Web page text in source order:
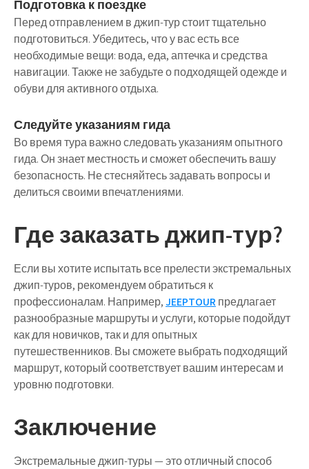
Подготовка к поездке
Перед отправлением в джип-тур стоит тщательно
подготовиться. Убедитесь, что у вас есть все
необходимые вещи: вода, еда, аптечка и средства
навигации. Также не забудьте о подходящей одежде и
обуви для активного отдыха.
Следуйте указаниям гида
Во время тура важно следовать указаниям опытного
гида. Он знает местность и сможет обеспечить вашу
безопасность. Не стесняйтесь задавать вопросы и
делиться своими впечатлениями.
Где заказать джип-тур?
Если вы хотите испытать все прелести экстремальных
джип-туров, рекомендуем обратиться к
профессионалам. Например,JEEPTOURпредлагает
разнообразные маршруты и услуги, которые подойдут
как для новичков, так и для опытных
путешественников. Вы сможете выбрать подходящий
маршрут, который соответствует вашим интересам и
уровню подготовки.
Заключение
Экстремальные джип-туры — это отличный способ